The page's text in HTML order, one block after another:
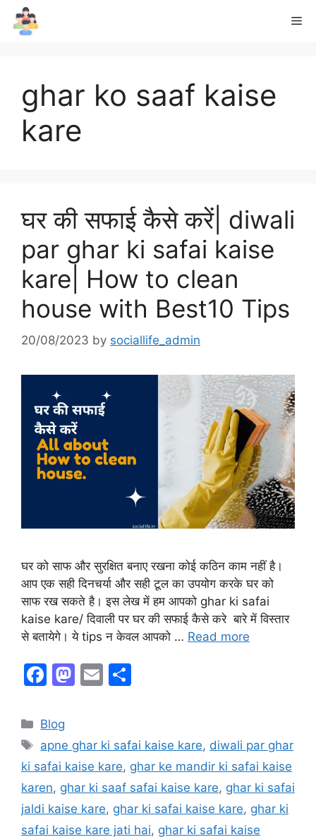
Skip
ghar ko saaf kaise
kare
घर की सफाई कैसे करें| diwali
par ghar ki safai kaise
kare| How to clean
house with Best10 Tips
20/08/2023 by sociallife_admin
घर को साफ और सुरक्षित बनाए रखना कोई कठिन काम नहीं है।
आप एक सही दिनचर्या और सही टूल का उपयोग करके घर को
साफ रख सकते है। इस लेख में हम आपको ghar ki safai
kaise kare/ दिवाली पर घर की सफाई कैसे करे बारे में विस्तार
से बतायेगे। ये tips न केवल आपको … Read more
F
c
e
b
o
o
M
o
d
o
n
E
l
e
Categories
Blog
Tags
apne ghar ki safai kaise kare, diwali par ghar
ki safai kaise kare, ghar ke mandir ki safai kaise
karen, ghar ki saaf safai kaise kare, ghar ki safai
jaldi kaise kare, ghar ki safai kaise kare, ghar ki
safai kaise kare jati hai, ghar ki safai kaise